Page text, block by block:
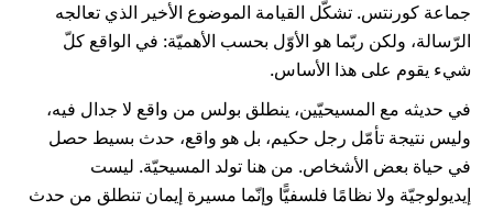
جماعة كورنتس. تشكّل القيامة الموضوع الأخير الذي تعالجه
الرّسالة، ولكن ربّما هو الأوّل بحسب الأهميّة: في الواقع كلّ
شيء يقوم على هذا الأساس.
في حديثه مع المسيحيّين، ينطلق بولس من واقع لا جدال فيه،
وليس نتيجة تأمّل رجل حكيم، بل هو واقع، حدث بسيط حصل
في حياة بعض الأشخاص. من هنا تولد المسيحيّة. ليست
إيديولوجيّة ولا نظامًا فلسفيًّا وإنّما مسيرة إيمان تنطلق من حدث